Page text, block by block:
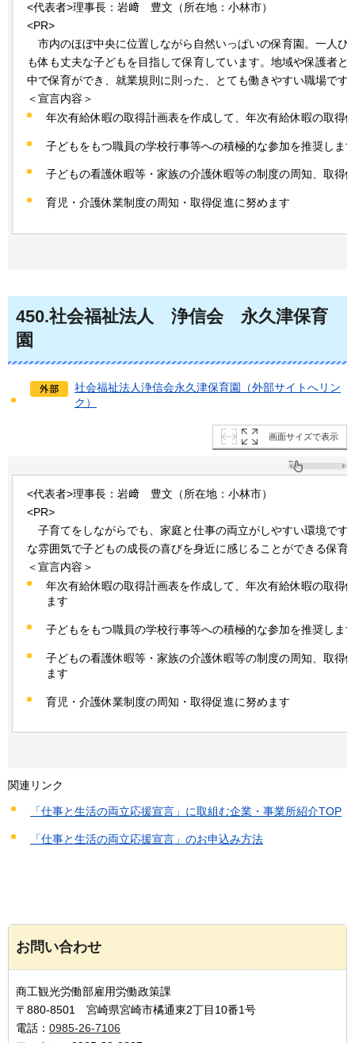
<代表者>理事長：岩﨑 豊文（所在地：小林市）
<PR>
市内のほぼ中央に位置しながら自然いっぱいの保育園。一人ひ
も体も丈夫な子どもを目指して保育しています。地域や保護者と
中で保育ができ、就業規則に則った、とても働きやすい職場です
＜宣言内容＞
年次有給休暇の取得計画表を作成して、年次有給休暇の取得
子どもをもつ職員の学校行事等への積極的な参加を推奨しま
子どもの看護休暇等・家族の介護休暇等の制度の周知、取得
育児・介護休業制度の周知・取得促進に努めます
450.社会福祉法人 浄信会 永久津保育
園
社会福祉法人浄信会永久津保育園（外部サイトへリン
ク）
画面サイズで表示
<代表者>理事長：岩﨑 豊文（所在地：小林市）
<PR>
子育てをしながらでも、家庭と仕事の両立がしやすい環境です
な雰囲気で子どもの成長の喜びを身近に感じることができる保育
＜宣言内容＞
年次有給休暇の取得計画表を作成して、年次有給休暇の取得
ます
子どもをもつ職員の学校行事等への積極的な参加を推奨しま
子どもの看護休暇等・家族の介護休暇等の制度の周知、取得
ます
育児・介護休業制度の周知・取得促進に努めます
関連リンク
「仕事と生活の両立応援宣言」に取組む企業・事業所紹介TOP
「仕事と生活の両立応援宣言」のお申込み方法
お問い合わせ
商工観光労働部雇用労働政策課
〒880-8501 宮崎県宮崎市橘通東2丁目10番1号
電話： 0985-26-7106